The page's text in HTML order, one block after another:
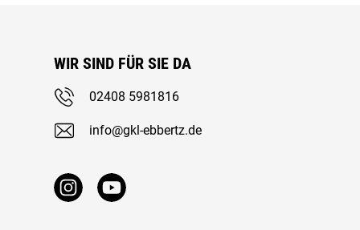
WIR SIND FÜR SIE DA
02408 5981816
info@gkl-ebbertz.de